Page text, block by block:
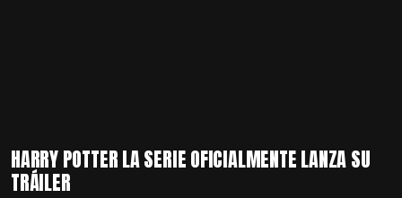
HARRY POTTER LA SERIE OFICIALMENTE LANZA SU
TRÁILER